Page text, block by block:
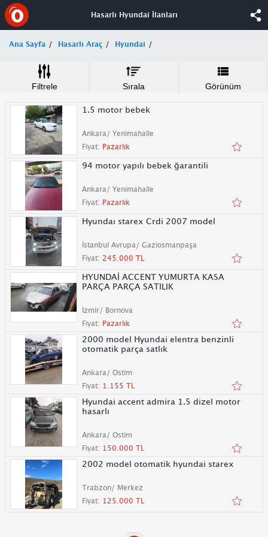
Hasarlı Hyundai İlanları
Ana Sayfa Hasarlı Araç Hyundai
Filtrele Sırala Görünüm
1.5 motor bebek
Ankara/ Yenimahalle
Fiyat: Pazarlık
94 motor yapılı bebek ğarantili
Ankara/ Yenimahalle
Fiyat: Pazarlık
Hyundaı starex Crdi 2007 model
İstanbul Avrupa/ Gaziosmanpaşa
Fiyat: 245.000 TL
HYUNDAİ ACCENT YUMURTA KASA
PARÇA PARÇA SATILIK
İzmir/ Bornova
Fiyat: Pazarlık
2000 model Hyundai elentra benzinli
otomatik parça satlık
Ankara/ Ostim
Fiyat: 1.155 TL
Hyundai accent admira 1.5 dizel motor
hasarlı
Ankara/ Ostim
Fiyat: 150.000 TL
2002 model otomatik hyundai starex
Trabzon/ Merkez
Fiyat: 125.000 TL